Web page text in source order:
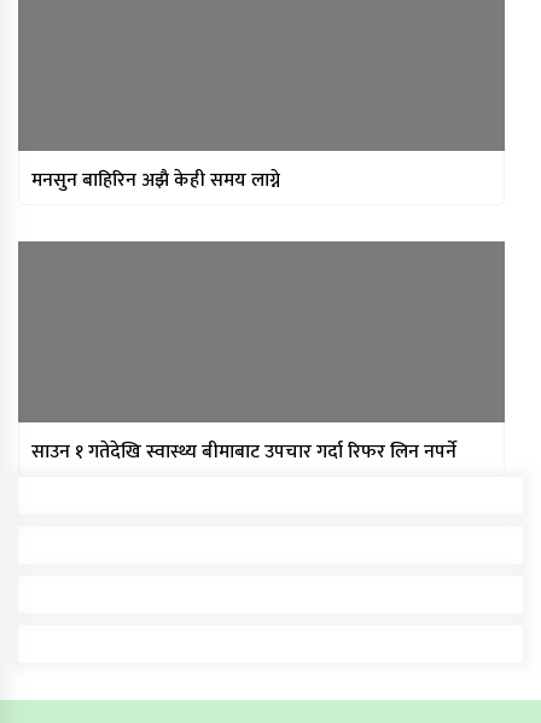
मनसुन बाहिरिन अझै केही समय लाग्ने
साउन १ गतेदेखि स्वास्थ्य बीमाबाट उपचार गर्दा रिफर लिन नपर्ने